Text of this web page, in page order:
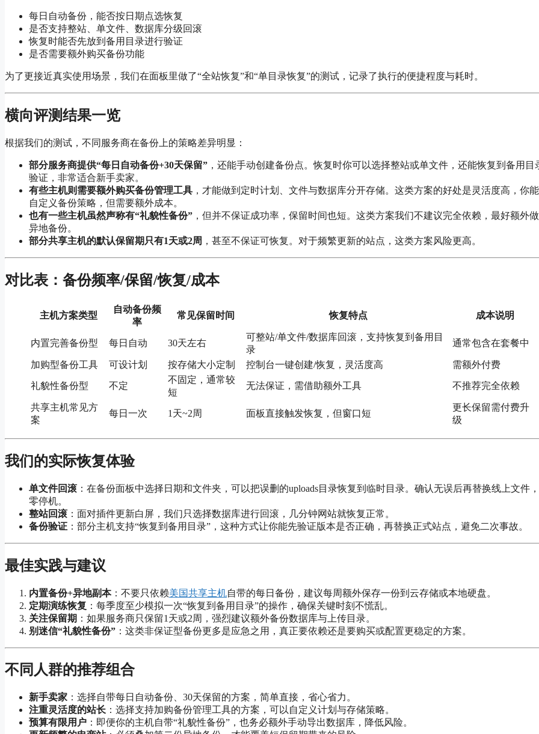
每日自动备份，能否按日期点选恢复
是否支持整站、单文件、数据库分级回滚
恢复时能否先放到备用目录进行验证
是否需要额外购买备份功能
为了更接近真实使用场景，我们在面板里做了“全站恢复”和“单目录恢复”的测试，记录了执行的便捷程度与耗时。
横向评测结果一览
根据我们的测试，不同服务商在备份上的策略差异明显：
部分服务商提供“每日自动备份+30天保留” ，还能手动创建备份点。恢复时你可以选择整站或单文件，还能恢复到备用目
验证，非常适合新手卖家。
有些主机则需要额外购买备份管理工具 ，才能做到定时计划、文件与数据库分开存储。这类方案的好处是灵活度高，你
自定义备份策略，但需要额外成本。
也有一些主机虽然声称有“礼貌性备份” ，但并不保证成功率，保留时间也短。这类方案我们不建议完全依赖，最好额外
异地备份。
部分共享主机的默认保留期只有1天或2周 ，甚至不保证可恢复。对于频繁更新的站点，这类方案风险更高。
对比表：备份频率/保留/恢复/成本
主机方案类型
自动备份频
率
常见保留时间 恢复特点 成本说明
内置完善备份型 每日自动 30天左右
可整站/单文件/数据库回滚，支持恢复到备用目
录
通常包含在套餐中
加购型备份工具 可设计划 按存储大小定制 控制台一键创建/恢复，灵活度高 需额外付费
礼貌性备份型 不定
不固定，通常较
短
无法保证，需借助额外工具 不推荐完全依赖
共享主机常见方
案
每日一次 1天~2周 面板直接触发恢复，但窗口短
更长保留需付费升
级
我们的实际恢复体验
单文件回滚 ：在备份面板中选择日期和文件夹，可以把误删的uploads目录恢复到临时目录。确认无误后再替换线上文件
零停机。
整站回滚 ：面对插件更新白屏，我们只选择数据库进行回滚，几分钟网站就恢复正常。
备份验证 ：部分主机支持“恢复到备用目录”，这种方式让你能先验证版本是否正确，再替换正式站点，避免二次事故。
最佳实践与建议
内置备份+异地副本：不要只依赖美国共享主机自带的每日备份，建议每周额外保存一份到云存储或本地硬盘。
定期演练恢复 ：每季度至少模拟一次“恢复到备用目录”的操作，确保关键时刻不慌乱。
关注保留期 ：如果服务商只保留1天或2周，强烈建议额外备份数据库与上传目录。
别迷信“礼貌性备份” ：这类非保证型备份更多是应急之用，真正要依赖还是要购买或配置更稳定的方案。
不同人群的推荐组合
新手卖家 ：选择自带每日自动备份、30天保留的方案，简单直接，省心省力。
注重灵活度的站长 ：选择支持加购备份管理工具的方案，可以自定义计划与存储策略。
预算有限用户 ：即便你的主机自带“礼貌性备份”，也务必额外手动导出数据库，降低风险。